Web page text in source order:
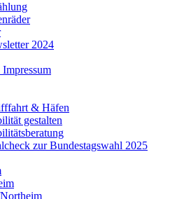
2024
& Häfen
gestalten
zur Bundestagswahl 2025